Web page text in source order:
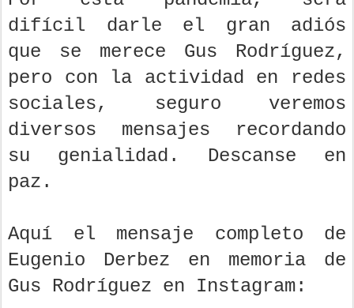
difícil darle el gran adiós
que se merece Gus Rodríguez,
pero con la actividad en redes
sociales, seguro veremos
diversos mensajes recordando
su genialidad. Descanse en
paz.
Aquí el mensaje completo de
Eugenio Derbez en memoria de
Gus Rodríguez en Instagram: